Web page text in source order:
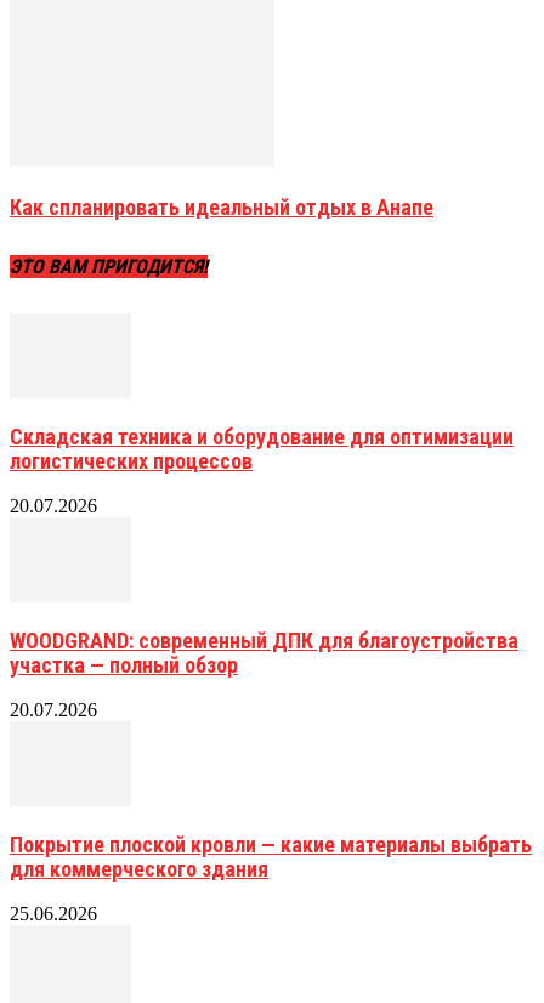
Как спланировать идеальный отдых в Анапе
ЭТО ВАМ ПРИГОДИТСЯ!
Складская техника и оборудование для оптимизации
логистических процессов
20.07.2026
WOODGRAND: современный ДПК для благоустройства
участка — полный обзор
20.07.2026
Покрытие плоской кровли — какие материалы выбрать
для коммерческого здания
25.06.2026